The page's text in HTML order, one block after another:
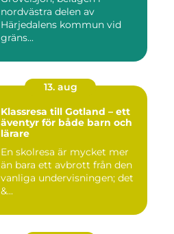
nordvästra delen av
Härjedalens kommun vid
gräns...
13. aug
Klassresa till Gotland – ett
äventyr för både barn och
lärare
En skolresa är mycket mer
än bara ett avbrott från den
vanliga undervisningen; det
&...